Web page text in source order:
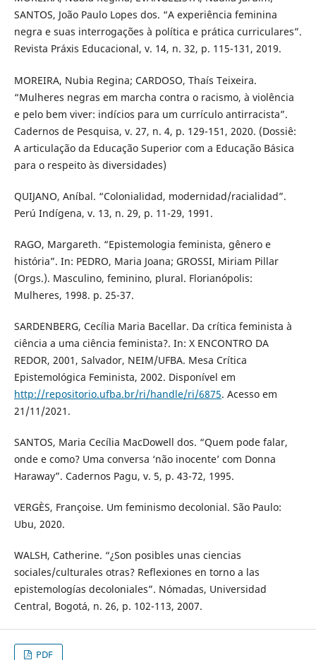
SANTOS, João Paulo Lopes dos. “A experiência feminina
negra e suas interrogações à política e prática curriculares”.
Revista Práxis Educacional, v. 14, n. 32, p. 115-131, 2019.
MOREIRA, Nubia Regina; CARDOSO, Thaís Teixeira.
“Mulheres negras em marcha contra o racismo, à violência
e pelo bem viver: indícios para um currículo antirracista”.
Cadernos de Pesquisa, v. 27, n. 4, p. 129-151, 2020. (Dossiê:
A articulação da Educação Superior com a Educação Básica
para o respeito às diversidades)
QUIJANO, Aníbal. “Colonialidad, modernidad/racialidad”.
Perú Indígena, v. 13, n. 29, p. 11-29, 1991.
RAGO, Margareth. “Epistemologia feminista, gênero e
história”. In: PEDRO, Maria Joana; GROSSI, Miriam Pillar
(Orgs.). Masculino, feminino, plural. Florianópolis:
Mulheres, 1998. p. 25-37.
SARDENBERG, Cecília Maria Bacellar. Da crítica feminista à
ciência a uma ciência feminista?. In: X ENCONTRO DA
REDOR, 2001, Salvador, NEIM/UFBA. Mesa Crítica
Epistemológica Feminista, 2002. Disponível em
http://repositorio.ufba.br/ri/handle/ri/6875. Acesso em
21/11/2021.
SANTOS, Maria Cecília MacDowell dos. “Quem pode falar,
onde e como? Uma conversa ‘não inocente’ com Donna
Haraway”. Cadernos Pagu, v. 5, p. 43-72, 1995.
VERGÈS, Françoise. Um feminismo decolonial. São Paulo:
Ubu, 2020.
WALSH, Catherine. “¿Son posibles unas ciencias
sociales/culturales otras? Reflexiones en torno a las
epistemologías decoloniales”. Nómadas, Universidad
Central, Bogotá, n. 26, p. 102-113, 2007.
PDF